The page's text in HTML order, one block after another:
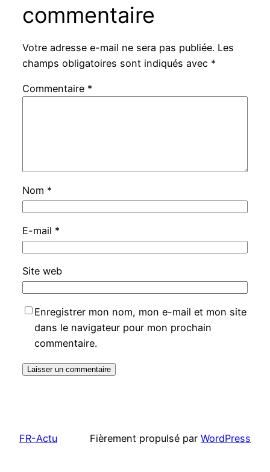
commentaire
Votre adresse e-mail ne sera pas publiée. Les
champs obligatoires sont indiqués avec *
Commentaire *
Nom *
E-mail *
Site web
Enregistrer mon nom, mon e-mail et mon site
dans le navigateur pour mon prochain
commentaire.
FR-Actu Fièrement propulsé par WordPress